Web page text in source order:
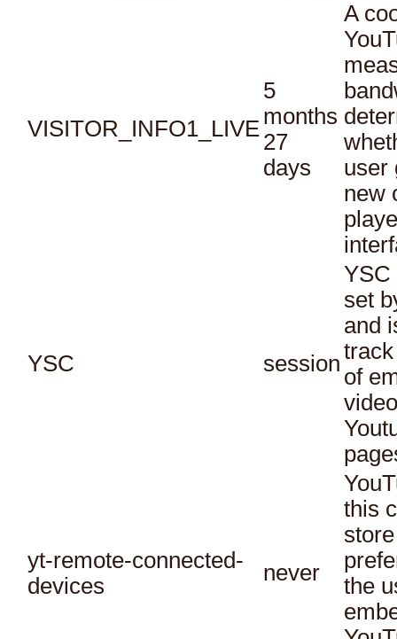
VISITOR_INFO1_LIVE
5
months
27
days
A
user
new
YSC session
YSC
set
and
of
yt-remote-connected-
devices
never
this
the